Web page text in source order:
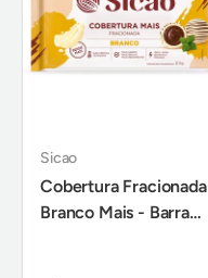
Sicao
Cobertura Fracionada
Branco Mais - Barra